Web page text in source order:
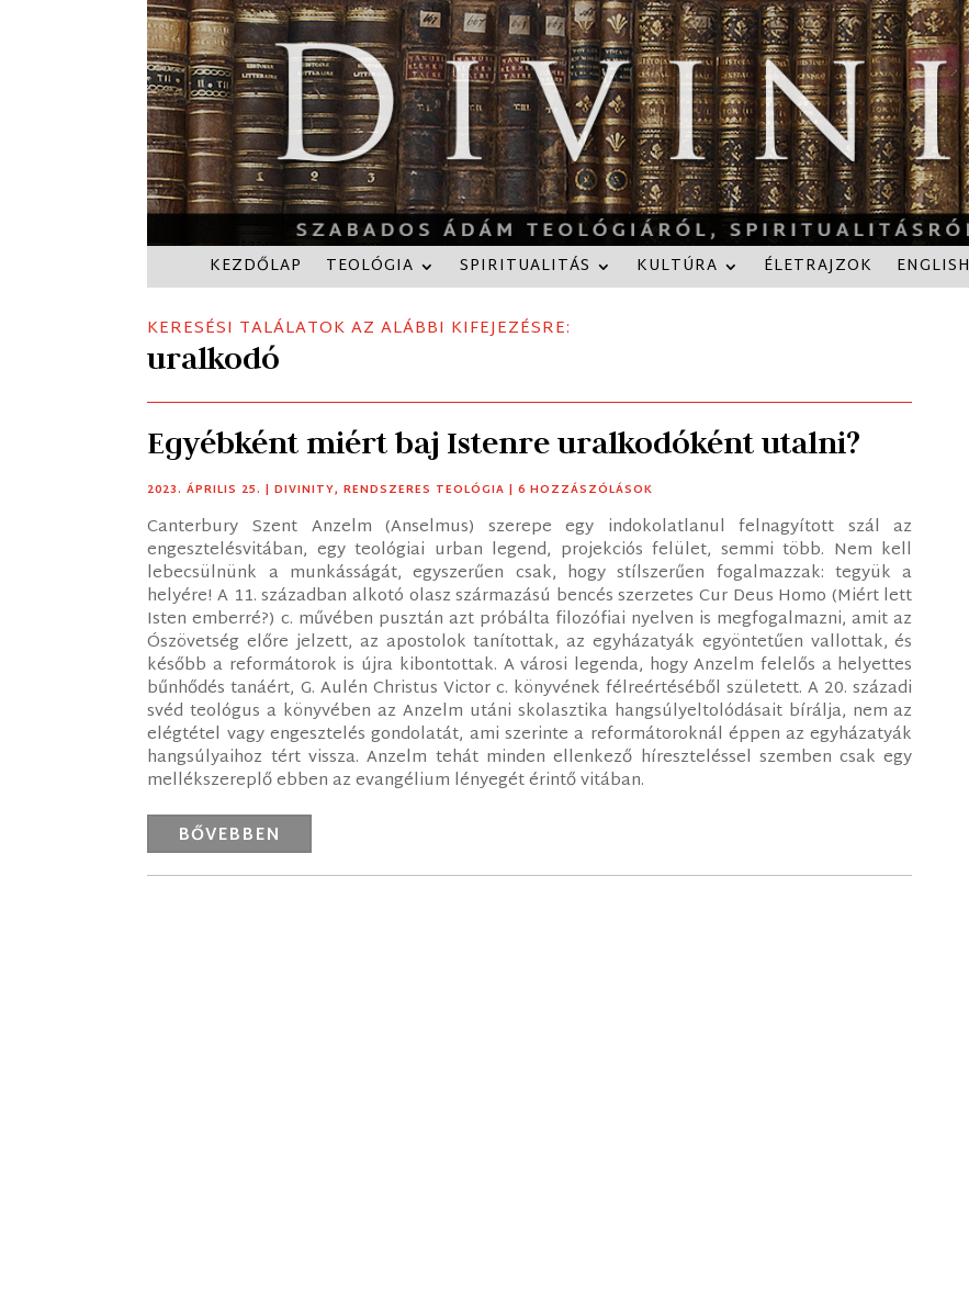
KEZDŐLAP TEOLÓGIA SPIRITUALITÁS KULTÚRA ÉLETRAJZOK ENGLISH
KERESÉSI TALÁLATOK AZ ALÁBBI KIFEJEZÉSRE:
uralkodó
Egyébként miért baj Istenre uralkodóként utalni?
2023. ÁPRILIS 25. |DIVINITY,RENDSZERES TEOLÓGIA | 6 HOZZÁSZÓLÁSOK
Canterbury Szent Anzelm (Anselmus) szerepe egy indokolatlanul felnagyított szál az
engesztelésvitában, egy teológiai urban legend, projekciós felület, semmi több. Nem kell
lebecsülnünk a munkásságát, egyszerűen csak, hogy stílszerűen fogalmazzak: tegyük a
helyére! A 11. században alkotó olasz származású bencés szerzetes Cur Deus Homo (Miért lett
Isten emberré?) c. művében pusztán azt próbálta filozófiai nyelven is megfogalmazni, amit az
Ószövetség előre jelzett, az apostolok tanítottak, az egyházatyák egyöntetűen vallottak, és
később a reformátorok is újra kibontottak. A városi legenda, hogy Anzelm felelős a helyettes
bűnhődés tanáért, G. Aulén Christus Victor c. könyvének félreértéséből született. A 20. századi
svéd teológus a könyvében az Anzelm utáni skolasztika hangsúlyeltolódásait bírálja, nem az
elégtétel vagy engesztelés gondolatát, ami szerinte a reformátoroknál éppen az egyházatyák
hangsúlyaihoz tért vissza. Anzelm tehát minden ellenkező híreszteléssel szemben csak egy
mellékszereplő ebben az evangélium lényegét érintő vitában.
BŐVEBBEN